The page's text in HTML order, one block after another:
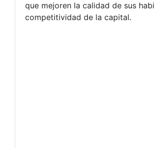
que mejoren la calidad de sus
competitividad de la capital.